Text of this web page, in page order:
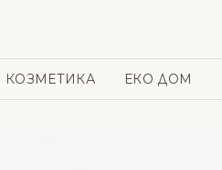
КОЗМЕТИКА ЕКО ДОМ